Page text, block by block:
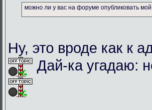
можно ли у вас на форуме опубликовать
Ну, это вроде как к
Дай-ка угадаю: